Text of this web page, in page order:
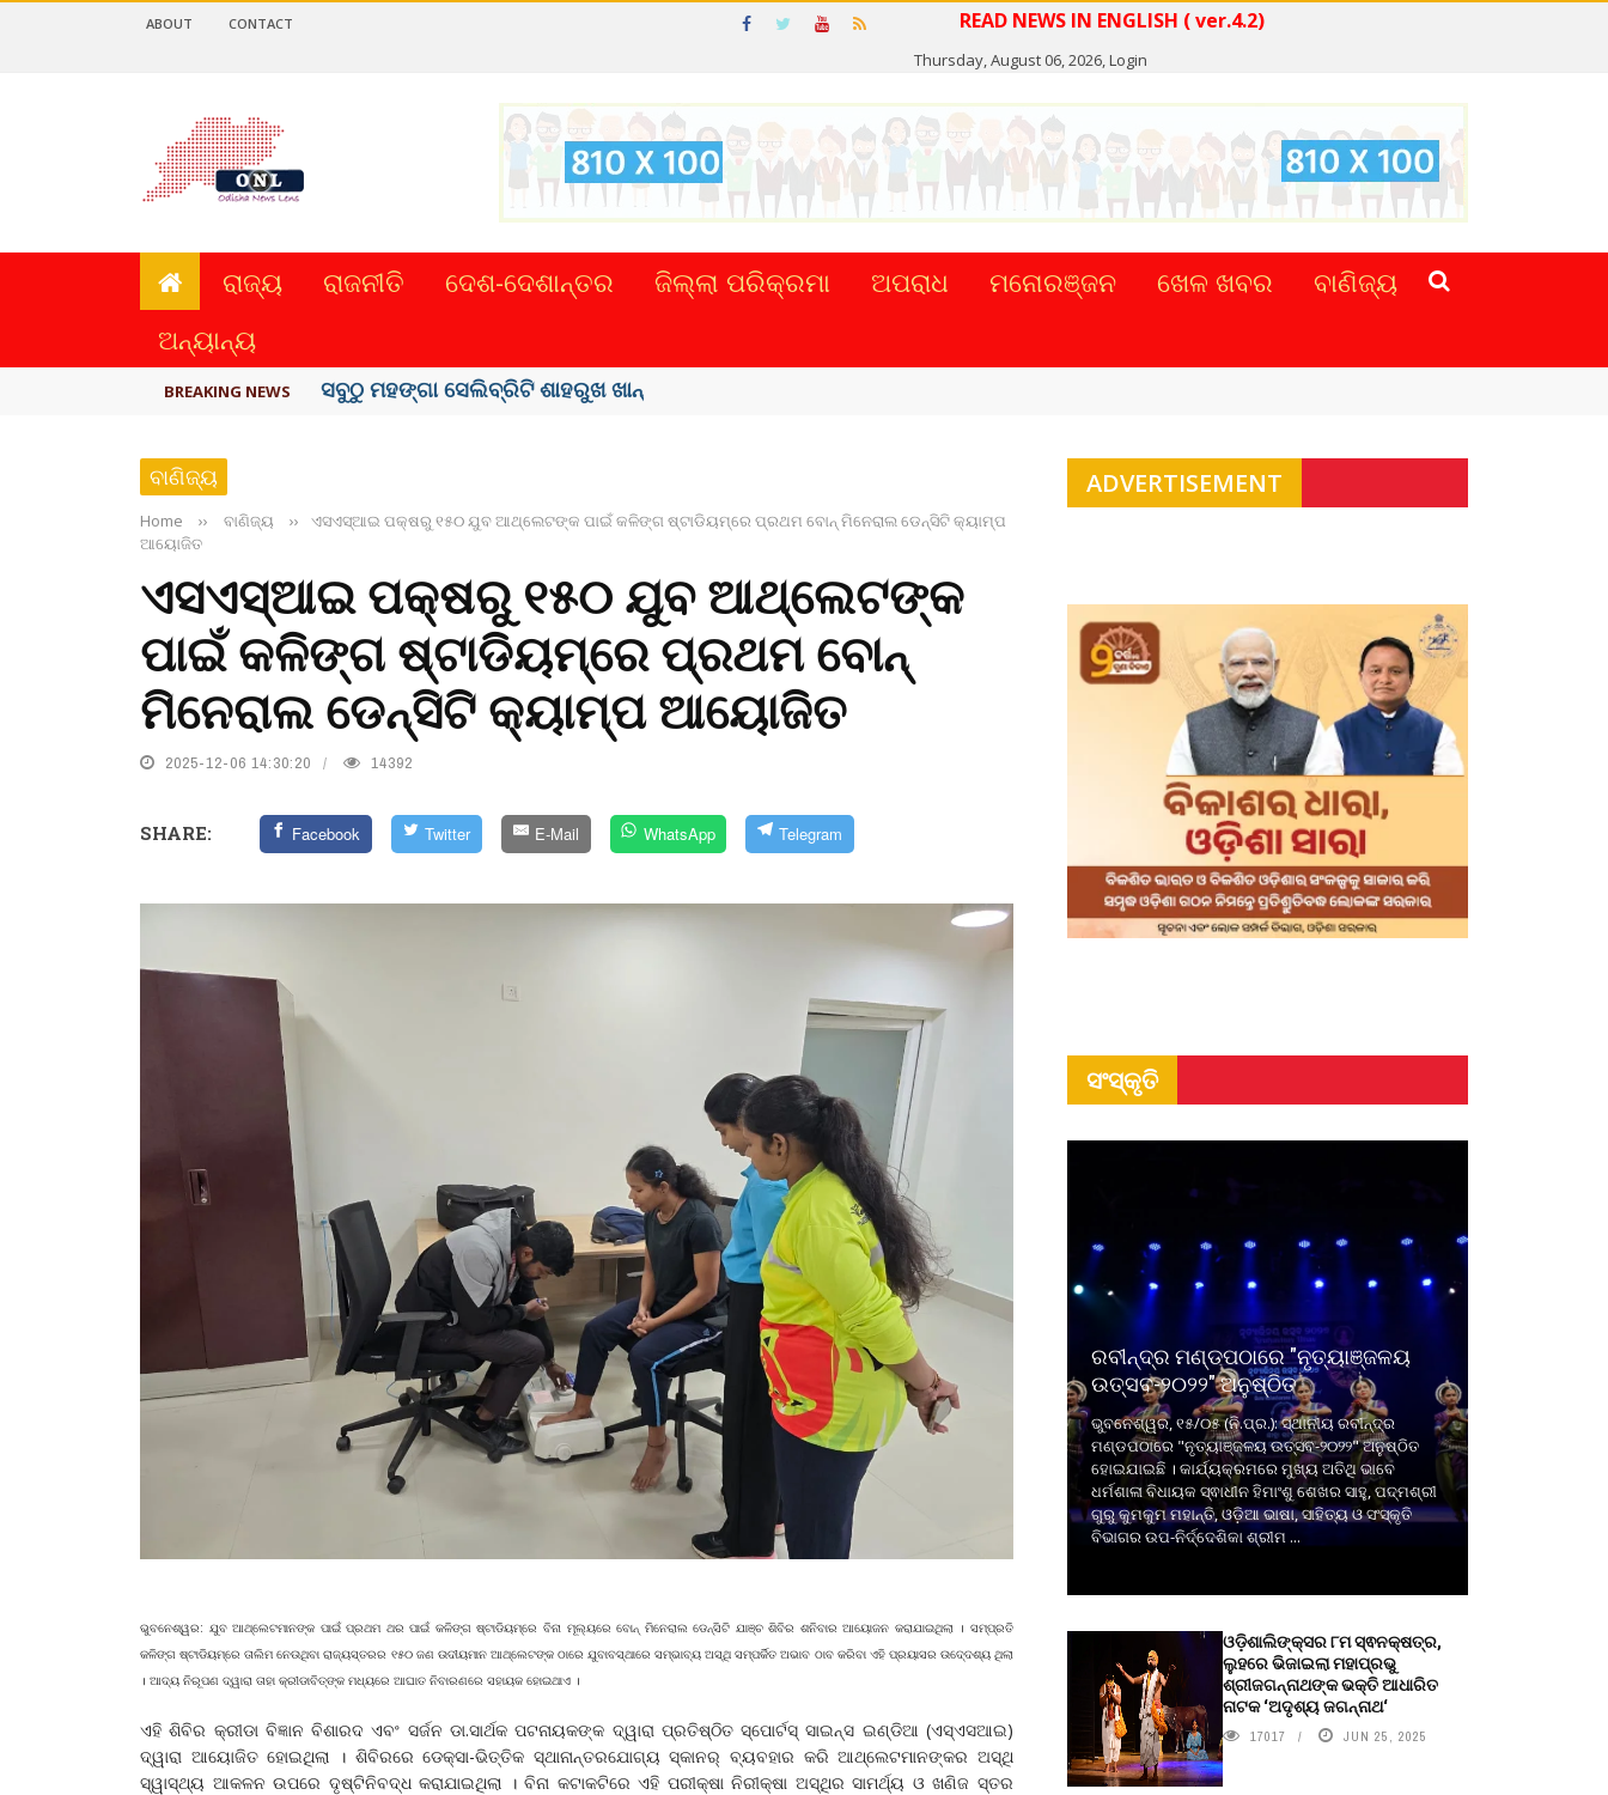
READ NEWS IN ENGLISH ( ver.4.2)
Thursday, August 06, 2026,Login
ABOUT CONTACT
ରାଜ୍ୟ ରାଜନୀତି ଦେଶ-ଦେଶାନ୍ତର ଜିଲ୍ଲା ପରିକ୍ରମା ଅପରାଧ ମନୋରଞ୍ଜନ ଖେଳ ଖବର
ବାଣିଜ୍ୟ
ଅନ୍ୟାନ୍ୟ
BREAKING NEWS ବିଏସ୍‌ପିର ବିଧାୟକ ଉମା ଶଙ୍କର ସିଂହଙ୍କ ...
ବାଣିଜ୍ୟ
Home ›› ବାଣିଜ୍ୟ ››
ଏସଏସ୍‌ଆଇ ପକ୍ଷରୁ ୧୫୦ ଯୁବ ଆଥ୍‌ଲେଟଙ୍କ ପାଇଁ କଳିଙ୍ଗ ଷ୍ଟାଡିୟମ୍‌ରେ ପ୍ରଥମ ବୋନ୍‌ ମିନେରାଲ ଡେନ୍‌ସିଟି କ୍ୟାମ୍ପ
ଆୟୋଜିତ
ଏସଏସ୍‌ଆଇ ପକ୍ଷରୁ ୧୫୦ ଯୁବ ଆଥ୍‌ଲେଟଙ୍କ
ପାଇଁ କଳିଙ୍ଗ ଷ୍ଟାଡିୟମ୍‌ରେ ପ୍ରଥମ ବୋନ୍‌
ମିନେରାଲ ଡେନ୍‌ସିଟି କ୍ୟାମ୍ପ ଆୟୋଜିତ
2025-12-06 14:30:20 14392
SHARE: Facebook Twitter E-Mail WhatsApp Telegram
ଭୁବନେଶ୍ୱର: ଯୁବ ଆଥ୍‌ଲେଟମାନଙ୍କ ପାଇଁ ପ୍ରଥମ ଥର ପାଇଁ କଳିଙ୍ଗ ଷ୍ଟାଡିୟମ୍‌ରେ ବିନା ମୂଲ୍ୟରେ ବୋନ୍‌ ମିନେରାଲ ଡେନ୍‌ସିଟି ଯାଞ୍ଚ ଶିବିର ଶନିବାର ଆୟୋଜନ କରାଯାଇଥିଲା । ସମ୍ପ୍ରତି
କଳିଙ୍ଗ ଷ୍ଟାଡିୟମ୍‌ରେ ତାଲିମ ନେଉଥିବା ରାଜ୍ୟସ୍ତରର ୧୫୦ ଜଣ ଉଦୀୟମାନ ଆଥ୍‌ଲେଟଙ୍କ ଠାରେ ଯୁବାବସ୍ଥାରେ ସମ୍ଭାବ୍ୟ ଅସ୍ଥି ସମ୍ପର୍କିତ ଅଭାବ ଠାବ କରିବା ଏହି ପ୍ରୟାସର ଉଦେ୍ଦଶ୍ୟ ଥିଲା
। ଆଦ୍ୟ ନିରୂପଣ ଦ୍ୱାରା ତାହା କ୍ରୀଡାବିତ୍‌ଙ୍କ ମଧ୍ୟରେ ଆଘାତ ନିବାରଣରେ ସହାୟକ ହୋଇଥାଏ ।
ଏହି ଶିବିର କ୍ରୀଡା ବିଜ୍ଞାନ ବିଶାରଦ ଏବଂ ସର୍ଜନ ଡା.ସାର୍ଥକ ପଟନାୟକଙ୍କ ଦ୍ୱାରା ପ୍ରତିଷ୍ଠିତ ସ୍ପୋର୍ଟସ୍‌ ସାଇନ୍ସ ଇଣ୍ଡିଆ (ଏସ୍‌ଏସଆଇ)
ଦ୍ୱାରା ଆୟୋଜିତ ହୋଇଥିଲା । ଶିବିରରେ ଡେକ୍ସା-ଭିତ୍ତିକ ସ୍ଥାନାନ୍ତରଯୋଗ୍ୟ ସ୍କାନର୍‌ ବ୍ୟବହାର କରି ଆଥ୍‌ଲେଟମାନଙ୍କର ଅସ୍ଥି
ସ୍ୱାସ୍ଥ୍ୟ ଆକଳନ ଉପରେ ଦୃଷ୍ଟିନିବଦ୍ଧ କରାଯାଇଥିଲା । ବିନା କଟାକଟିରେ ଏହି ପରୀକ୍ଷା ନିରୀକ୍ଷା ଅସ୍ଥିର ସାମର୍ଥ୍ୟ ଓ ଖଣିଜ ସ୍ତର
ADVERTISEMENT
ସଂସ୍କୃତି
ରବୀନ୍ଦ୍ର ମଣ୍ଡପଠାରେ "ନୃତ୍ୟାଞ୍ଜଳୟ
ଉତ୍ସବ-୨୦୨୨" ଅନୁଷ୍ଠିତ
ଭୁବନେଶ୍ୱର, ୧୫/୦୫ (ନି.ପ୍ର.): ସ୍ଥାନୀୟ ରବୀନ୍ଦ୍ର
ମଣ୍ଡପଠାରେ "ନୃତ୍ୟାଞ୍ଜଳୟ ଉତ୍ସବ-୨୦୨୨" ଅନୁଷ୍ଠିତ
ହୋଇଯାଇଛି । କାର୍ଯ୍ୟକ୍ରମରେ ମୁଖ୍ୟ ଅତିଥି ଭାବେ
ଧର୍ମଶାଳା ବିଧାୟକ ସ୍ଵାଧୀନ ହିମାଂଶୁ ଶେଖର ସାହୁ, ପଦ୍ମଶ୍ରୀ
ଗୁରୁ କୁମକୁମ ମହାନ୍ତି, ଓଡ଼ିଆ ଭାଷା, ସାହିତ୍ୟ ଓ ସଂସ୍କୃତି
ବିଭାଗର ଉପ-ନିର୍ଦ୍ଦେଶିକା ଶ୍ରୀମ ...
ଓଡ଼ିଶାଲିଙ୍କ୍ସର ୮ମ ସ୍ଵନକ୍ଷତ୍ର,
ଲୁହରେ ଭିଜାଇଲା ମହାପ୍ରଭୁ
ଶ୍ରୀଜଗନ୍ନାଥଙ୍କ ଭକ୍ତି ଆଧାରିତ
ନାଟକ ‘ଅଦୃଶ୍ୟ ଜଗନ୍ନାଥ‘
17017 JUN 25, 2025